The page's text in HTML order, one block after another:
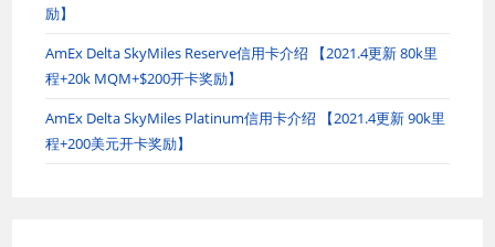
励】
AmEx Delta SkyMiles Reserve信用卡介绍 【2021.4更新 80k里
程+20k MQM+$200开卡奖励】
AmEx Delta SkyMiles Platinum信用卡介绍 【2021.4更新 90k里
程+200美元开卡奖励】